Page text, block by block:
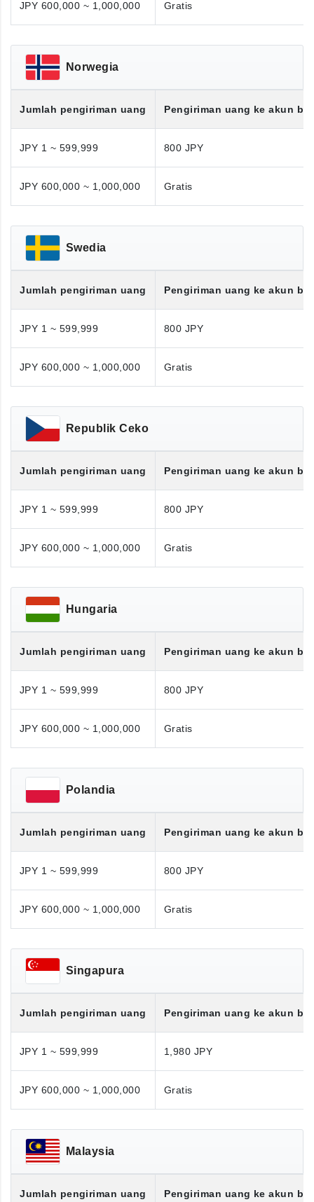
JPY 600,000 ~ 1,000,000 Gratis
Norwegia
Jumlah pengiriman uang Pengiriman uang ke akun
JPY 1 ~ 599,999 800 JPY
JPY 600,000 ~ 1,000,000 Gratis
Swedia
Jumlah pengiriman uang Pengiriman uang ke akun
JPY 1 ~ 599,999 800 JPY
JPY 600,000 ~ 1,000,000 Gratis
Republik Ceko
Jumlah pengiriman uang Pengiriman uang ke akun
JPY 1 ~ 599,999 800 JPY
JPY 600,000 ~ 1,000,000 Gratis
Hungaria
Jumlah pengiriman uang Pengiriman uang ke akun
JPY 1 ~ 599,999 800 JPY
JPY 600,000 ~ 1,000,000 Gratis
Polandia
Jumlah pengiriman uang Pengiriman uang ke akun
JPY 1 ~ 599,999 800 JPY
JPY 600,000 ~ 1,000,000 Gratis
Singapura
Jumlah pengiriman uang Pengiriman uang ke akun
JPY 1 ~ 599,999 1,980 JPY
JPY 600,000 ~ 1,000,000 Gratis
Malaysia
Jumlah pengiriman uang Pengiriman uang ke akun